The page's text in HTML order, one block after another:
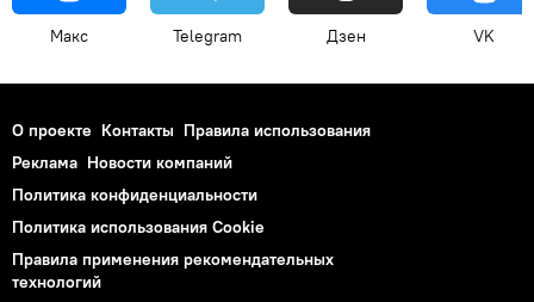
Макс Telegram Дзен VK
О проекте Контакты Правила использования
Реклама Новости компаний
Политика конфиденциальности
Политика использования Cookie
Правила применения рекомендательных
технологий